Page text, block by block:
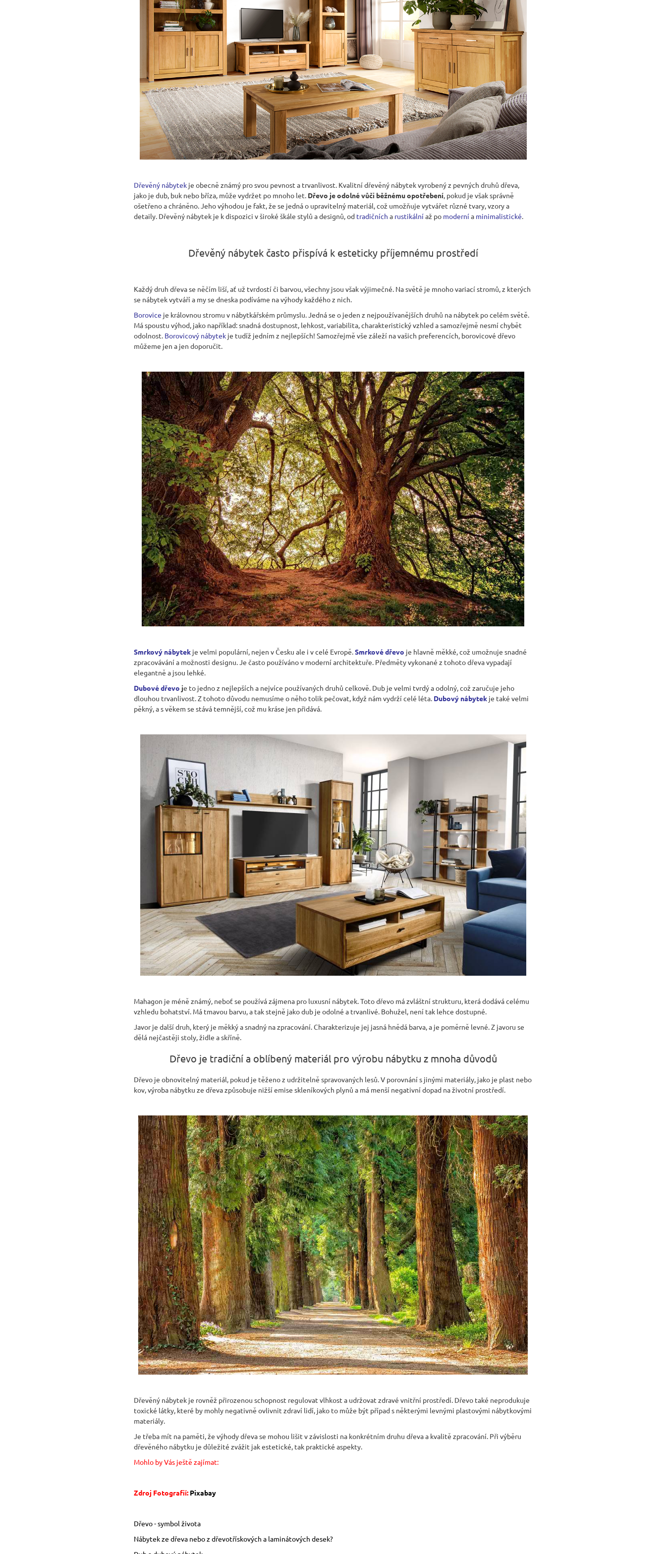
Dřevěný nábytek je obecně známý pro svou pevnost a trvanlivost. Kvalitní dřevěný nábytek vyrobený z pevných druhů dřeva,
jako je dub, buk nebo bříza, může vydržet po mnoho let. Dřevo je odolné vůči běžnému opotřebení, pokud je však správně
ošetřeno a chráněno. Jeho výhodou je fakt, že se jedná o upravitelný materiál, což umožňuje vytvářet různé tvary, vzory a
detaily. Dřevěný nábytek je k dispozici v široké škále stylů a designů, od tradičních a rustikálníaž po modernía minimalistické.
Dřevěný nábytek často přispívá k esteticky příjemnému prostředí
Každý druh dřeva se něčím liší, ať už tvrdostí či barvou, všechny jsou však výjimečné. Na světě je mnoho variací stromů, z kterých
se nábytek vytváří a my se dneska podíváme na výhody každého z nich.
Borovice je královnou stromu v nábytkářském průmyslu. Jedná se o jeden z nejpoužívanějších druhů na nábytek po celém světě.
Má spoustu výhod, jako například: snadná dostupnost, lehkost, variabilita, charakteristický vzhled a samozřejmě nesmí chybět
odolnost. Borovicový nábytek je tudíž jedním z nejlepších! Samozřejmě vše záleží na vašich preferencích, borovicové dřevo
můžeme jen a jen doporučit.
Smrkový nábytek je velmi populární, nejen v Česku ale i v celé Evropě.Smrkové dřevo je hlavně měkké, což umožnuje snadné
zpracovávání a možnosti designu. Je často používáno v moderní architektuře. Předměty vykonané z tohoto dřeva vypadají
elegantně a jsou lehké.
Dubové dřevo je to jedno z nejlepších a nejvíce používaných druhů celkově. Dub je velmi tvrdý a odolný, což zaručuje jeho
dlouhou trvanlivost. Z tohoto důvodu nemusíme o něho tolik pečovat, když nám vydrží celé léta. Dubový nábytek je také velmi
pěkný, a s věkem se stává temnější, což mu kráse jen přidává.
Mahagon je méně známý, neboť se používá zájmena pro luxusní nábytek. Toto dřevo má zvláštní strukturu, která dodává celému
vzhledu bohatství. Má tmavou barvu, a tak stejně jako dub je odolné a trvanlivé. Bohužel, není tak lehce dostupné.
Javor je další druh, který je měkký a snadný na zpracování. Charakterizuje jej jasná hnědá barva, a je poměrně levné. Z javoru se
dělá nejčastěji stoly, židle a skříně.
Dřevo je tradiční a oblíbený materiál pro výrobu nábytku z mnoha důvodů
Dřevo je obnovitelný materiál, pokud je těženo z udržitelně spravovaných lesů. V porovnání s jinými materiály, jako je plast nebo
kov, výroba nábytku ze dřeva způsobuje nižší emise skleníkových plynů a má menší negativní dopad na životní prostředí.
Dřevěný nábytek je rovněž přirozenou schopnost regulovat vlhkost a udržovat zdravé vnitřní prostředí. Dřevo také neprodukuje
toxické látky, které by mohly negativně ovlivnit zdraví lidí, jako to může být případ s některými levnými plastovými nábytkovými
materiály.
Je třeba mít na paměti, že výhody dřeva se mohou lišit v závislosti na konkrétním druhu dřeva a kvalitě zpracování. Při výběru
dřevěného nábytku je důležité zvážit jak estetické, tak praktické aspekty.
Mohlo by Vás ještě zajímat:
Zdroj Fotografií: Pixabay
Dřevo - symbol života
Nábytek ze dřeva nebo z dřevotřískových a laminátových desek?
RUSTIKÁLNÍ ŽIDLE SWEET HOME SIL25 JÍDELNÍ ŽIDLE MEXICANA SIL25
2 403 Kč
Původně: 2 670 Kč
RUSTIKÁLNÍ LAVICE SWEET HOME
BAX25 S ÚLOŽNÝM PROSTOREM
6 048 Kč
Původně: 6 720 Kč